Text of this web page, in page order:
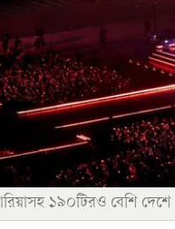
১৯০টিরও বেশি